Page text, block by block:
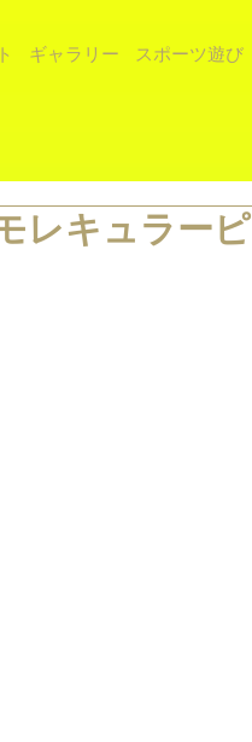
ギャラリー スポーツ遊び
レキュラーピ